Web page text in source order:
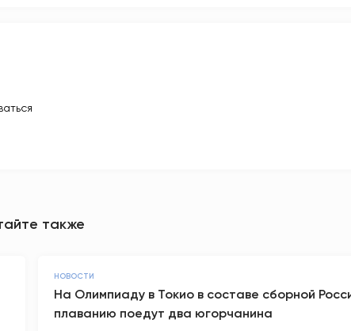
также
НОВОСТИ
На Олимпиаду в Токио в составе сборной
плаванию поедут два югорчанина